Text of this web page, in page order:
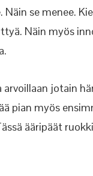
se menee.
Näin myös
jotain
pian myös
ääripäät